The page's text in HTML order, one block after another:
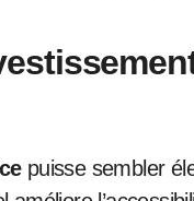
puisse sembler